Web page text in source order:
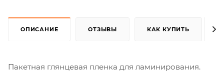
ОПИСАНИЕ ОТЗЫВЫ КАК КУПИТЬ
Пакетная глянцевая пленка для ламинирования.